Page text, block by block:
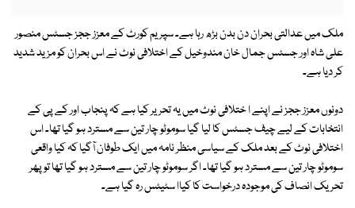
ملک میں عدالتی بحران دن بدن بڑھ رہا ہے۔ سپریم کورٹ کے معزز ججز جسٹس منصور
علی شاہ اور جسٹس جمال خان مندوخیل کے اختلافی نوٹ نے اس بحران کو مزید شدید
کر دیا ہے۔
دونوں معزز ججز نے اپنے ا ختلافی نوٹ میں یہ تحریر کیا ہے کہ پنجاب اور کے پی کے
انتخابات کے لیے چیف جسٹس کا لیا گیا سوموٹو چار تین سے مسترد ہو گیا تھا۔ اس
اختلافی نوٹ کے بعد ملک کے سیاسی منظر نامہ میں ایک طوفان آگیا کہ کیا واقعی
سوموٹو چار تین سے مسترد ہو گیا تھا۔ اگر سوموٹو چار تین سے مسترد ہو گیا تھا تو پھر
تحریک انصاف کی موجودہ درخواست کا کیاا سٹیٹس رہ گیا ہے۔